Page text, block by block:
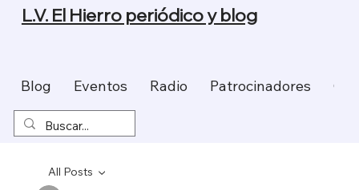
Blog Eventos Radio Patrocinadores
L.V. El Hierro periódico y blog
All Posts